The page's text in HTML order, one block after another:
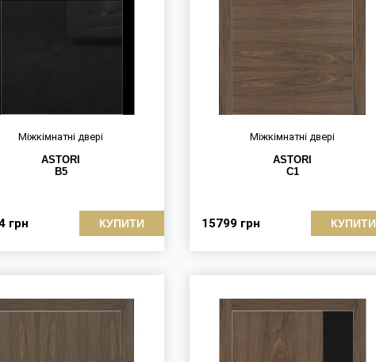
Міжкімнатні двері
ASTORI
B5
грн КУПИТИ
Міжкімнатні двері
ASTORI
C1
15799 грн КУПИТИ